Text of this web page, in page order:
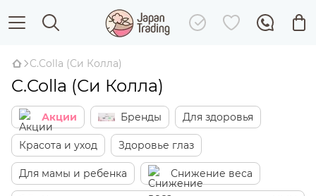
C.Colla (Си Колла)
C.Colla (Си Колла)
Акции Бренды Для здоровья
Красота и уход Здоровье глаз
Для мамы и ребенка Снижение веса